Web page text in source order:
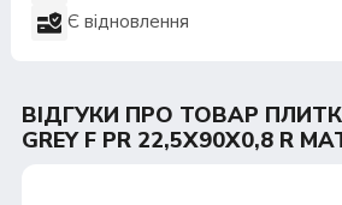
Є відновлення
ВІДГУКИ ПРО ТОВАР
GREY F PR 22,5X90X0,8 R